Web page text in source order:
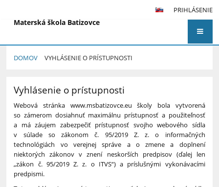
PRIHLÁSENIE
Materská škola Batizovce
DOMOV VYHLÁSENIE O PRÍSTUPNOSTI
prístupnosti
Vyhlásenie o prístupnosti
Webová stránka www.msbatizovce.eu školy bola vytvorená
so zámerom dosiahnuť maximálnu prístupnosť a použiteľnosť
a má záujem zabezpečiť prístupnosť svojho webového sídla
v súlade so zákonom č. 95/2019 Z. z. o informačných
technológiách vo verejnej správe a o zmene a doplnení
niektorých zákonov v znení neskorších predpisov (ďalej len
„zákon č. 95/2019 Z. z. o ITVS“) a príslušnými vykonávacími
predpismi.